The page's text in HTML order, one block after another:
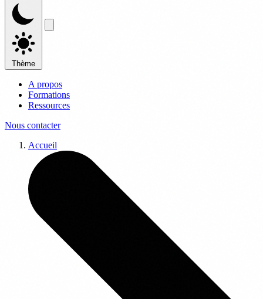
Thème
A propos
Formations
Ressources
Nous contacter
Accueil